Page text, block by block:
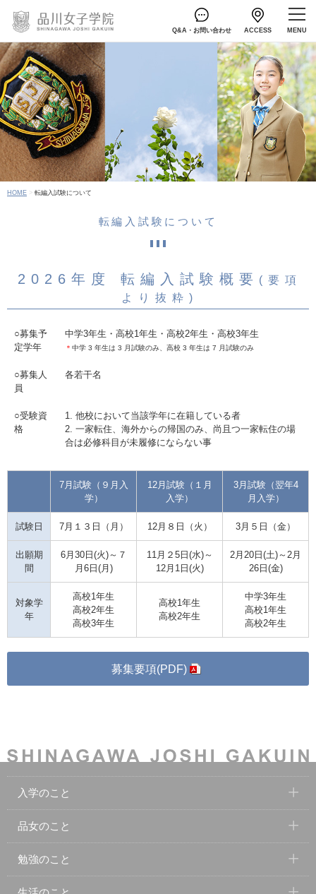
Q&A・お問い合わせ ACCESS
HOME 転編入試験について
転編入試験について
2026年度 転編入試験概要 (要項
より抜粋)
○募集予
定学年
中学3年生・高校1年生・高校2年生・高校3年生
＊ 中学 3 年生は 3 月試験のみ、高校 3 年生は 7 月試験のみ
○募集人
員
各若干名
○受験資
格
1. 他校において当該学年に在籍している者
2. 一家転住、海外からの帰国のみ、尚且つ一家転住の場
合は必修科目が未履修にならない事
7月試験（９月入
学）
12月試験（１月
入学）
3月試験（翌年4
月入学）
試験日 7月１３日（月） 12月８日（火） 3月５日（金）
出願期
間
6月30日(火)～７
月6日(月)
11月２5日(水)～
12月1日(火)
2月20日(土)～2月
26日(金)
対象学
年
高校1年生
高校2年生
高校3年生
高校1年生
高校2年生
中学3年生
高校1年生
高校2年生
募集要項(PDF)
入学のこと
品女のこと
勉強のこと